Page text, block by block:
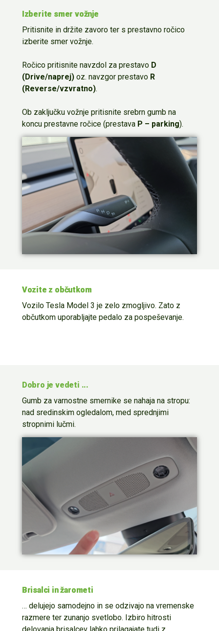
Izberite smer vožnje
Pritisnite in držite zavoro ter s prestavno ročico
izberite smer vožnje.
Ročico pritisnite navzdol za prestavo D
(Drive/naprej)oz. navzgor prestavo R
(Reverse/vzvratno).
Ob zaključku vožnje pritisnite srebrn gumb na
koncu prestavne ročice (prestava P – parking).
Vozite z občutkom
VoziloTeslaModel 3 je zelo zmogljivo. Zato z
občutkom uporabljajte pedaloza pospeševanje.
Dobro je vedeti ...
Gumb za varnostne smernike se nahaja na stropu:
nad sredinskim ogledalom, med sprednjimi
stropnimi lučmi.
Brisalci in žarometi
… delujejo samodejnoin se odzivajo na vremenske
razmere ter zunanjosvetlobo. Izbiro hitrosti